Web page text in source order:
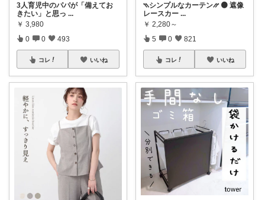
3人育児中のパパが「備えてお
きたい」と思っ ...
￥ 3,980
0 0 493
コレ いいね
⳹シンプルなカーテン⳼ 🟠 遮像
レースカー ...
￥ 2,280～
5 0 821
コレ いいね